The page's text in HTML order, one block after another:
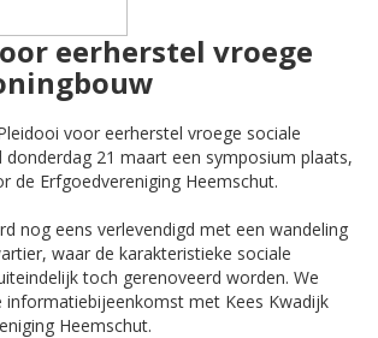
eerherstel vroege
voor eerherstel vroege sociale
donderdag 21 maart een symposium plaats,
de Erfgoedvereniging Heemschut.
nog eens verlevendigd met een wandeling
waar de karakteristieke sociale
toch gerenoveerd worden. We
informatiebijeenkomst met Kees Kwadijk
Heemschut.